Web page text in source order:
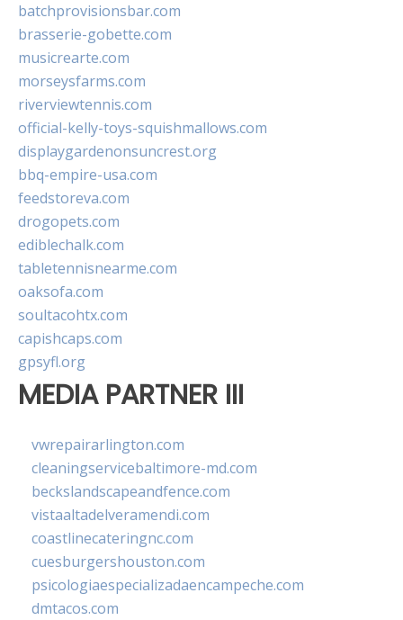
batchprovisionsbar.com
brasserie-gobette.com
musicrearte.com
morseysfarms.com
riverviewtennis.com
official-kelly-toys-squishmallows.com
displaygardenonsuncrest.org
bbq-empire-usa.com
feedstoreva.com
drogopets.com
ediblechalk.com
tabletennisnearme.com
oaksofa.com
soultacohtx.com
capishcaps.com
gpsyfl.org
MEDIA PARTNER III
vwrepairarlington.com
cleaningservicebaltimore-md.com
beckslandscapeandfence.com
vistaaltadelveramendi.com
coastlinecateringnc.com
cuesburgershouston.com
psicologiaespecializadaencampeche.com
dmtacos.com